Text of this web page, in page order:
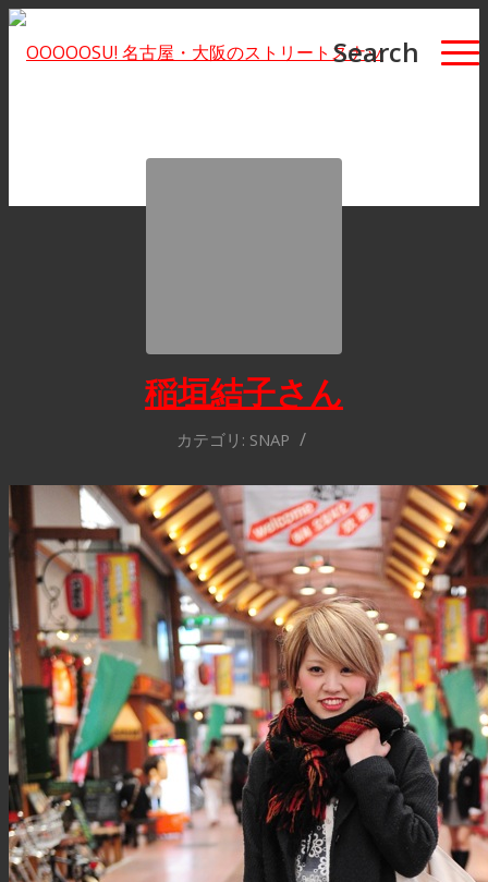
Search
稲垣結子さん
カテゴリ: SNAP /